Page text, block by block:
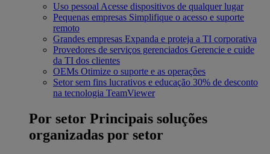
Uso pessoal Acesse dispositivos de qualquer lugar
Pequenas empresas Simplifique o acesso e suporte
remoto
Grandes empresas Expanda e proteja a TI corporativa
Provedores de serviços gerenciados Gerencie e cuide
da TI dos clientes
OEMs Otimize o suporte e as operações
Setor sem fins lucrativos e educação 30% de desconto
na tecnologia TeamViewer
Por setor Principais soluções
organizadas por setor